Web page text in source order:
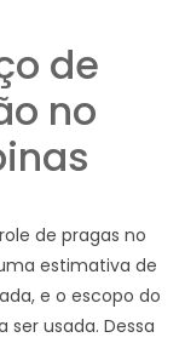
de
no
de pragas no
estimativa de
e o escopo do
usada. Dessa